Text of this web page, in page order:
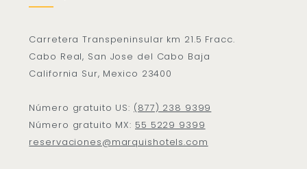
Carretera Transpeninsular km 21.5 Fracc.
Cabo Real, San Jose del Cabo Baja
California Sur, Mexico 23400
Número gratuito US: (877) 238 9399
Número gratuito MX: 55 5229 9399
reservaciones@marquishotels.com